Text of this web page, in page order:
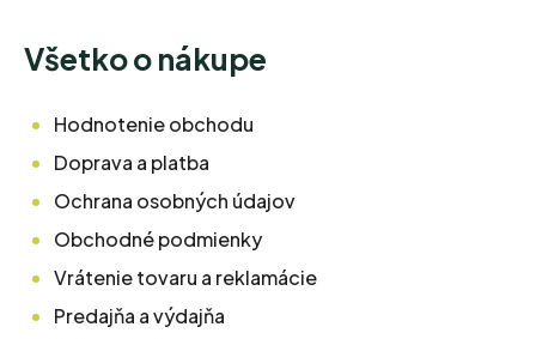
Všetko o nákupe
Hodnotenie obchodu
Doprava a platba
Ochrana osobných údajov
Obchodné podmienky
Vrátenie tovaru a reklamácie
Predajňa a výdajňa